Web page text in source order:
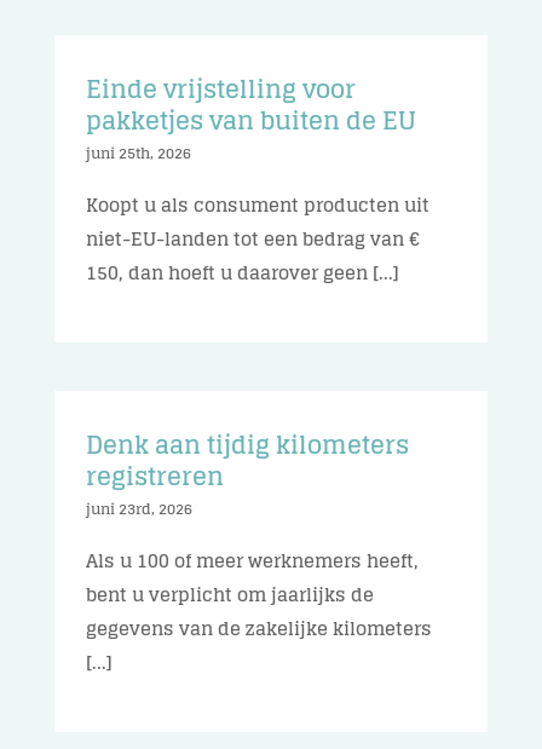
Einde vrijstelling voor
pakketjes van buiten de EU
juni 25th, 2026
Koopt u als consument producten uit
niet-EU-landen tot een bedrag van €
150, dan hoeft u daarover geen [...]
Denk aan tijdig kilometers
registreren
juni 23rd, 2026
Als u 100 of meer werknemers heeft,
bent u verplicht om jaarlijks de
gegevens van de zakelijke kilometers
[...]